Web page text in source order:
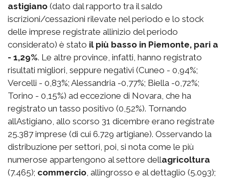
astigiano (dato dal rapporto tra il saldo
iscrizioni/cessazioni rilevate nel periodo e lo stock
delle imprese registrate allinizio del periodo
considerato) è stato il più basso in Piemonte, pari a
- 1,29%. Le altre province, infatti, hanno registrato
risultati migliori, seppure negativi (Cuneo - 0,94%;
Vercelli - 0,83%; Alessandria -0,77%; Biella -0,72%;
Torino - 0,15%) ad eccezione di Novara, che ha
registrato un tasso positivo (0,52%). Tornando
allAstigiano, allo scorso 31 dicembre erano registrate
25.387 imprese (di cui 6.729 artigiane). Osservando la
distribuzione per settori, poi, si nota come le più
numerose appartengono al settore dellagricoltura
(7.465); commercio , allingrosso e al dettaglio (5.093);